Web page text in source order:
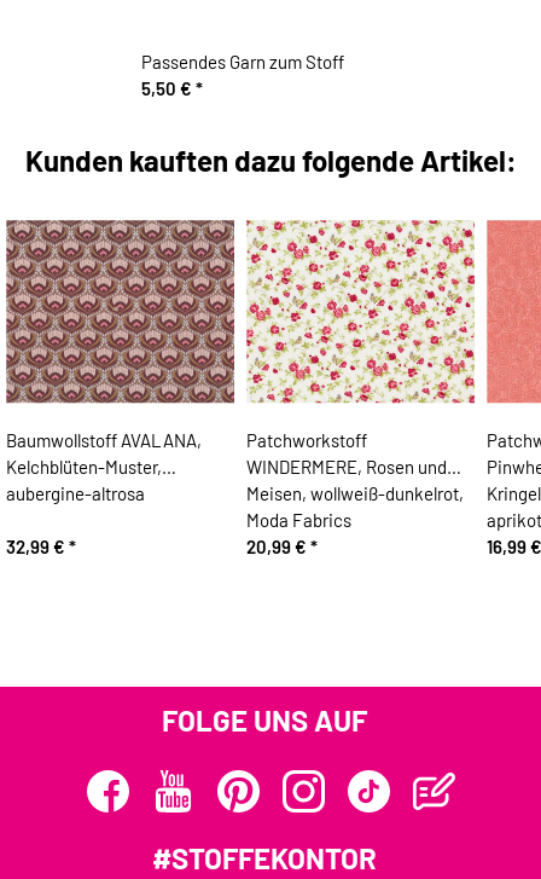
Passendes Garn zum Stoff
5,50 € *
Kunden kauften dazu folgende Artikel:
Baumwollstoff AVALANA,
Kelchblüten-Muster,
aubergine-altrosa
32,99 € *
Patchworkstoff
WINDERMERE, Rosen und
Meisen, wollweiß-dunkelrot,
Moda Fabrics
20,99 € *
aprikot
16,99
FOLGE UNS AUF
#STOFFEKONTOR